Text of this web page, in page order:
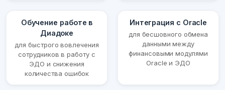
Обучение работе в
Диадоке
для быстрого вовлечения
сотрудников в работу с
ЭДО и снижения
количества ошибок
Интеграция с Oracle
для бесшовного обмена
данными между
финансовыми модулями
Oracle и ЭДО